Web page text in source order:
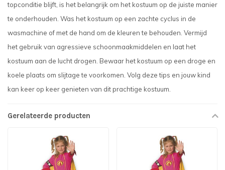
topconditie blijft, is het belangrijk om het kostuum op de juiste manier
te onderhouden. Was het kostuum op een zachte cyclus in de
wasmachine of met de hand om de kleuren te behouden. Vermijd
het gebruik van agressieve schoonmaakmiddelen en laat het
kostuum aan de lucht drogen. Bewaar het kostuum op een droge en
koele plaats om slijtage te voorkomen. Volg deze tips en jouw kind
kan keer op keer genieten van dit prachtige kostuum.
Gerelateerde producten